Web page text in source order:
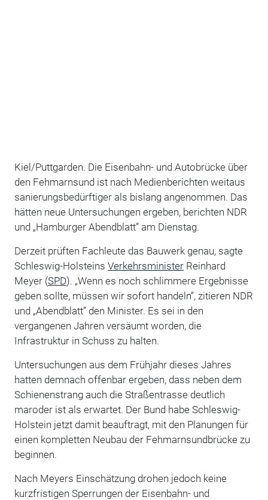
Kiel/Puttgarden. Die Eisenbahn- und Autobrücke über
den Fehmarnsund ist nach Medienberichten weitaus
sanierungsbedürftiger als bislang angenommen. Das
hätten neue Untersuchungen ergeben, berichten NDR
und „Hamburger Abendblatt” am Dienstag.
Derzeit prüften Fachleute das Bauwerk genau, sagte
Schleswig-Holsteins VerkehrsministerReinhard
Meyer (SPD). „Wenn es noch schlimmere Ergebnisse
geben sollte, müssen wir sofort handeln”, zitieren NDR
und „Abendblatt” den Minister. Es sei in den
vergangenen Jahren versäumt worden, die
Infrastruktur in Schuss zu halten.
Untersuchungen aus dem Frühjahr dieses Jahres
hatten demnach offenbar ergeben, dass neben dem
Schienenstrang auch die Straßentrasse deutlich
maroder ist als erwartet. Der Bund habe Schleswig-
Holstein jetzt damit beauftragt, mit den Planungen für
einen kompletten Neubau der Fehmarnsundbrücke zu
beginnen.
Nach Meyers Einschätzung drohen jedoch keine
kurzfristigen Sperrungen der Eisenbahn- und